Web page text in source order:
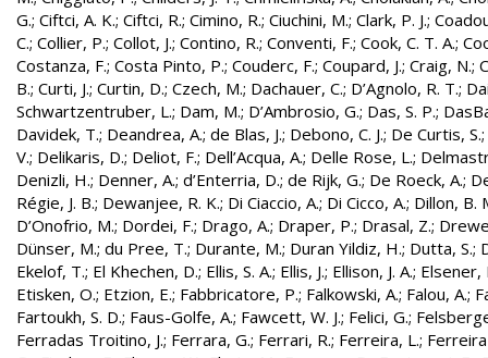
G.; Ciftci, A. K.; Ciftci, R.; Cimino, R.; Ciuchini, M.; Clark, P. J.;
C.; Collier, P.; Collot, J.; Contino, R.; Conventi, F.; Cook, C. T. A.;
Costanza, F.; Costa Pinto, P.; Couderc, F.; Coupard, J.; Craig, N.;
B.; Curti, J.; Curtin, D.; Czech, M.; Dachauer, C.; D’Agnolo, R. T.;
Schwartzentruber, L.; Dam, M.; D’Ambrosio, G.; Das, S. P.;
Davidek, T.; Deandrea, A.; de Blas, J.; Debono, C. J.; De Curtis, S.;
V.; Delikaris, D.; Deliot, F.; Dell’Acqua, A.; Delle Rose, L.;
Denizli, H.; Denner, A.; d’Enterria, D.; de Rijk, G.; De Roeck, A.;
Régie, J. B.; Dewanjee, R. K.; Di Ciaccio, A.; Di Cicco, A.; Dillon, B.
D’Onofrio, M.; Dordei, F.; Drago, A.; Draper, P.; Drasal, Z.;
Dünser, M.; du Pree, T.; Durante, M.; Duran Yildiz, H.; Dutta, S.;
Ekelof, T.; El Khechen, D.; Ellis, S. A.; Ellis, J.; Ellison, J. A.; Elsener,
Etisken, O.; Etzion, E.; Fabbricatore, P.; Falkowski, A.; Falou, A.;
Fartoukh, S. D.; Faus-Golfe, A.; Fawcett, W. J.; Felici, G.;
Ferradas Troitino, J.; Ferrara, G.; Ferrari, R.; Ferreira, L.;